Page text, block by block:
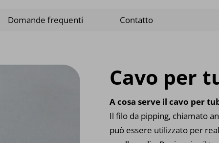
Domande frequenti Contatto
Cavo per
A cosa serve il cavo per
Il filo da pipping, chiamato
può essere utilizzato per